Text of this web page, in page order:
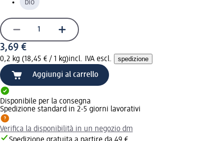
bio
3,69 €
0,2 kg (18,45 € / 1 kg)incl. IVA escl. spedizione
Aggiungi al carrello
Disponibile per la consegna
Spedizione standard in 2-5 giorni lavorativi
Verifica la disponibilità in un negozio dm